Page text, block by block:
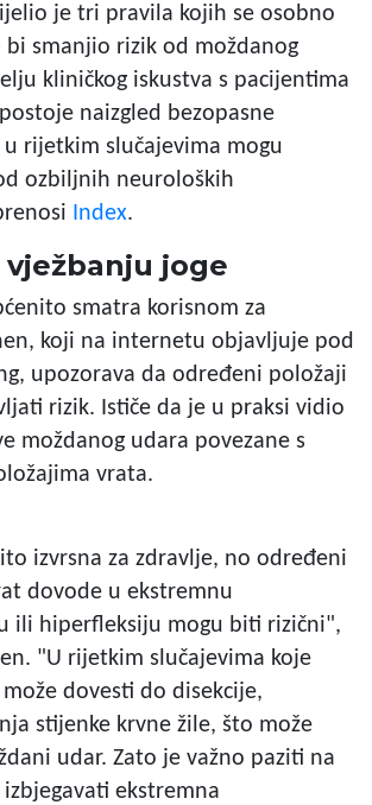
je tri pravila kojih se osobno
bi smanjio rizik od moždanog
kliničkog iskustva s pacijentima
naizgled bezopasne
rijetkim slučajevima mogu
ozbiljnih neuroloških
Index.
joge
smatra korisnom za
koji na internetu objavljuje pod
upozorava da određeni položaji
rizik. Ističe da je u praksi vidio
moždanog udara povezane s
vrata.
izvrsna za zdravlje, no određeni
dovode u ekstremnu
ili hiperfleksiju mogu biti rizični",
"U rijetkim slučajevima koje
dovesti do disekcije,
stijenke krvne žile, što može
udar. Zato je važno paziti na
ekstremna